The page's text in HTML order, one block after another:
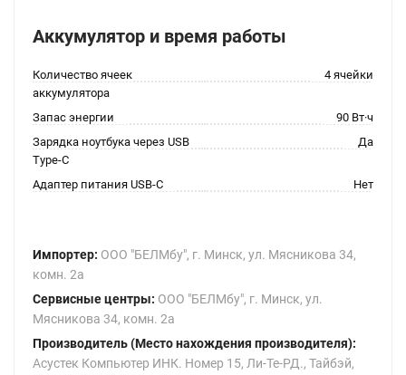
Аккумулятор и время работы
Количество ячеек
аккумулятора
4 ячейки
Запас энергии
90 Вт·ч
Зарядка ноутбука через USB
Type-C
Да
Адаптер питания USB-C Нет
Импортер: ООО "БЕЛМбу", г. Минск, ул. Мясникова 34,
комн. 2а
Сервисные центры: ООО "БЕЛМбу", г. Минск, ул.
Мясникова 34, комн. 2а
Производитель (Место нахождения производителя):
Асустек Компьютер ИНК. Номер 15, Ли-Те-РД., Тайбэй,